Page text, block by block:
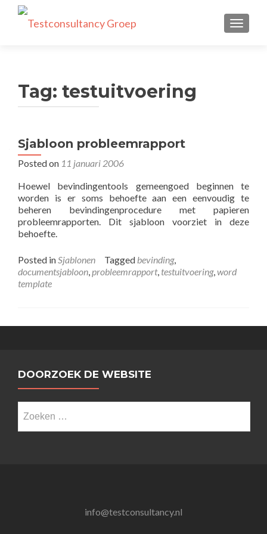
Tag: testuitvoering
Sjabloon probleemrapport
Posted on 11 januari 2006
Hoewel bevindingentools gemeengoed beginnen te
worden is er soms behoefte aan een eenvoudig te
beheren bevindingenprocedure met papieren
probleemrapporten. Dit sjabloon voorziet in deze
behoefte.
Posted inSjablonen Tagged bevinding,
documentsjabloon,probleemrapport, testuitvoering,word
template
DOORZOEK DE WEBSITE
naar:
info@testconsultancy.nl